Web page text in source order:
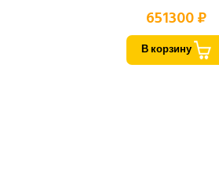
651300 ₽
В корзину